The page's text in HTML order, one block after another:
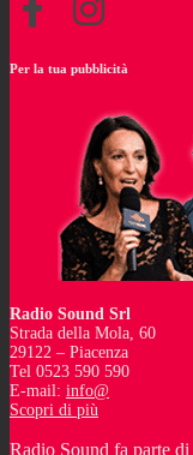
Per la tua pubblicità
Radio Sound Srl
Strada della Mola, 60
29122 – Piacenza
Tel 0523 590 590
E-mail: info@
Scopri di più
Radio Sound fa parte di